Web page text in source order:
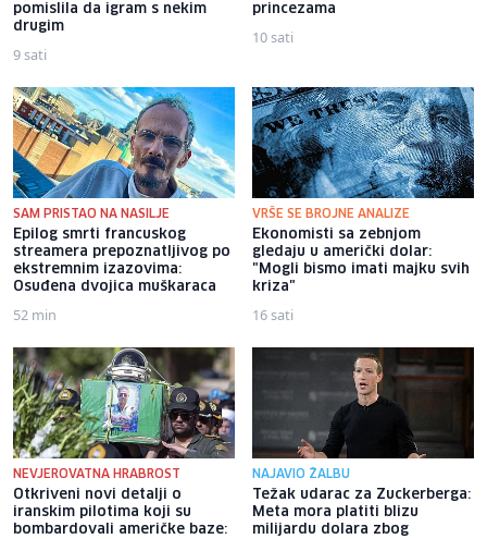
pomislila da igram s nekim
drugim
9 sati
princezama
10 sati
SAM PRISTAO NA NASILJE
Epilog smrti francuskog
streamera prepoznatljivog po
ekstremnim izazovima:
Osuđena dvojica muškaraca
52 min
VRŠE SE BROJNE ANALIZE
Ekonomisti sa zebnjom
gledaju u američki dolar:
"Mogli bismo imati majku svih
kriza"
16 sati
NEVJEROVATNA HRABROST
Otkriveni novi detalji o
iranskim pilotima koji su
bombardovali američke baze:
NAJAVIO ŽALBU
Težak udarac za Zuckerberga:
Meta mora platiti blizu
milijardu dolara zbog